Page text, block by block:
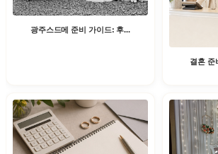
광주스드메 준비 가이드: 후...
결혼 준